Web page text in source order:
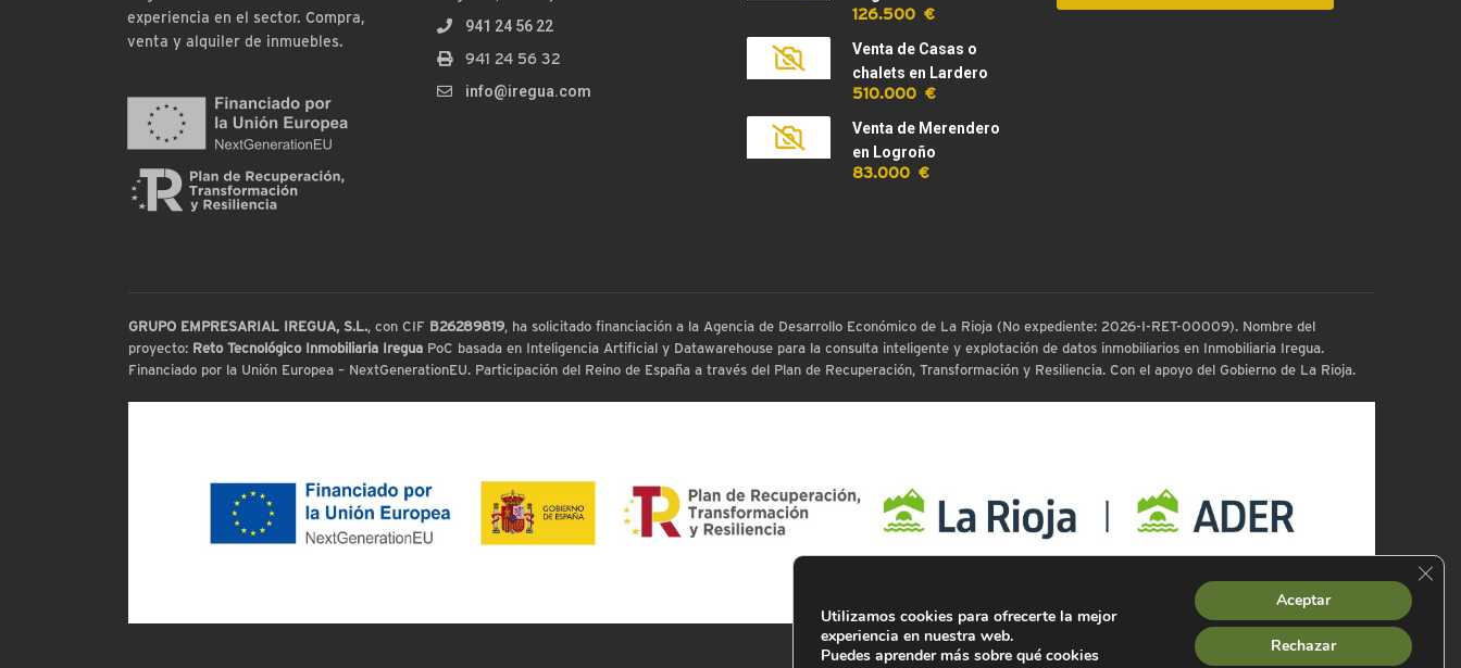
experiencia en el sector. Compra,
venta y alquiler de inmuebles.
941 24 56 22
941 24 56 32
info@iregua.com
126.500 €
Venta de Casas o
chalets en Lardero
510.000 €
Venta de Merendero
en Logroño
83.000 €
GRUPO EMPRESARIAL IREGUA, S.L., con CIF B26289819, ha solicitado financiación a la Agencia de Desarrollo Económico de La Rioja (No expediente: 2026-I-RET-00009). Nombre del
proyecto: Reto Tecnológico Inmobiliaria IreguaPoC basada en Inteligencia Artificial y Datawarehouse para la consulta inteligente y explotación de datos inmobiliarios en Inmobiliaria Iregua.
Financiado por la Unión Europea – NextGenerationEU. Participación del Reino de España a través del Plan de Recuperación, Transformación y Resiliencia. Con el apoyo del Gobierno de La Rioja.
Utilizamos cookies para ofrecerte la mejor
experiencia en nuestra web.
Puedes aprender más sobre qué cookies
Aceptar
Rechazar